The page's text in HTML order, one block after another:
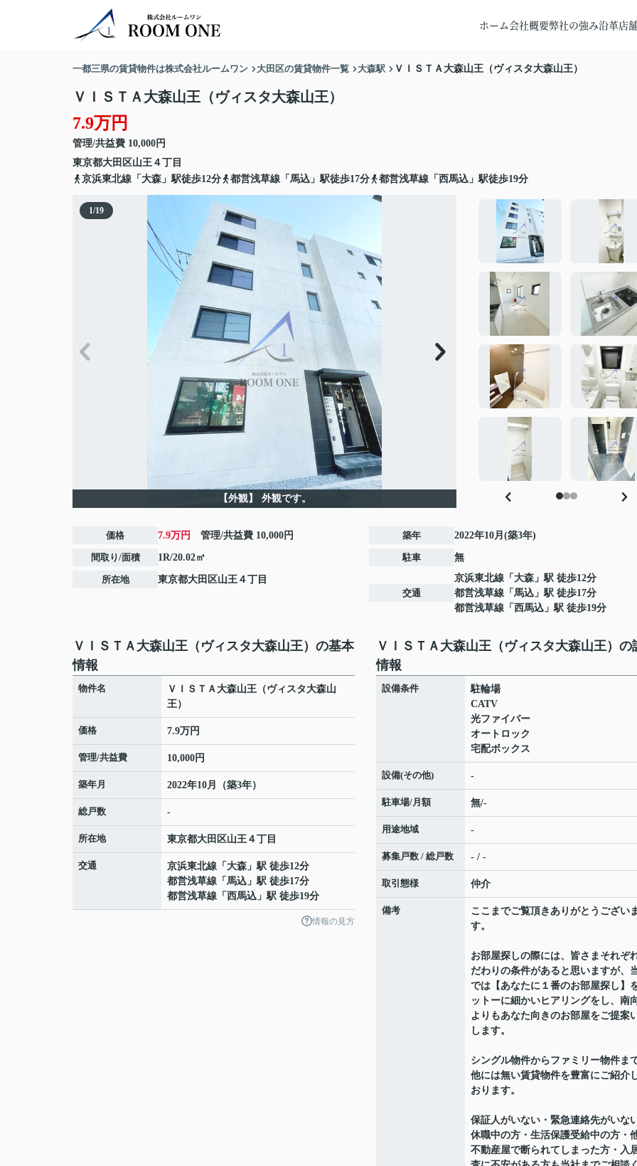
ホーム会社概要弊社の強み沿革店
一都三県の賃貸物件は株式会社ルームワン 大田区の賃貸物件一覧 大森駅 ＶＩＳＴＡ大森山王（ヴィスタ大森山王）
ＶＩＳＴＡ大森山王（ヴィスタ大森山王）
7.9万円
管理/共益費 10,000円
東京都大田区山王 ４丁目
京浜東北線「大森」駅徒歩12分
都営浅草線「馬込」駅徒歩17分 都営浅草線「西馬込」駅徒歩19分
1/19
【外観】 外観です。
価格 7.9万円 管理/共益費 10,000円
間取り/面積 1R/20.02㎡
所在地 東京都大田区山王 ４丁目
築年 2022年10月(築3年)
駐車 無
交通
京浜東北線 「 大森 」駅 徒歩12分
都営浅草線 「 馬込 」駅 徒歩17分
都営浅草線 「 西馬込 」駅 徒歩19分
ＶＩＳＴＡ大森山王（ヴィスタ大森山王）の基本
情報
物件名
ＶＩＳＴＡ大森山王（ヴィスタ大森山
王）
価格 7.9万円
管理/共益費 10,000円
築年月 2022年10月（築3年）
総戸数 -
所在地 東京都大田区山王 ４丁目
交通 京浜東北線 「 大森 」駅 徒歩12分
都営浅草線 「 馬込 」駅 徒歩17分
都営浅草線 「 西馬込 」駅 徒歩19分
情報の見方
ＶＩＳＴＡ大森山王（ヴィスタ大森山王）の
情報
設備条件
駐輪場
CATV
光ファイバー
オートロック
宅配ボックス
設備(その他) -
駐車場/月額 無/-
用途地域 -
募集戸数 / 総戸数 - / -
取引態様 仲介
備考
ここまでご覧頂きありがとうござい
す。
お部屋探しの際には、皆さまそれぞ
だわりの条件があると思いますが、
では【あなたに１番のお部屋探し】
ットーに細かいヒアリングをし、南
よりもあなた向きのお部屋をご提案
します。
シングル物件からファミリー物件ま
他には無い賃貸物件を豊富にご紹介
おります。
保証人がいない・緊急連絡先がいな
休職中の方・生活保護受給中の方・
不動産屋で断られてしまった方・入